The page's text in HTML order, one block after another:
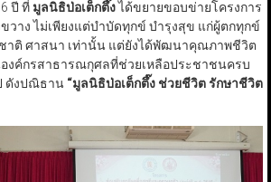
ปี ที่ มูลนิธิป่อเต็กตึ๊งได้ขยายขอบข่ายโครงการ
ขวาง ไม่เพียงแต่บำบัดทุกข์ บำรุงสุข แก่ผู้ตกทุกข์
ชาติ ศาสนา เท่านั้น แต่ยังได้พัฒนาคุณภาพชีวิต
องค์กรสาธารณกุศลที่ช่วยเหลือประชาชนครบ
ดังปณิธาน “มูลนิธิป่อเต็กตึ๊ง ช่วยชีวิต รักษาชีวิต